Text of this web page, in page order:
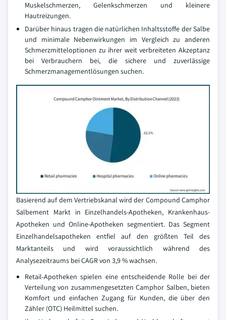
Muskelschmerzen, Gelenkschmerzen und kleinere
Hautreizungen.
Darüber hinaus tragen die natürlichen Inhaltsstoffe der Salbe
und minimale Nebenwirkungen im Vergleich zu anderen
Schmerzmitteloptionen zu ihrer weit verbreiteten Akzeptanz
bei Verbrauchern bei, die sichere und zuverlässige
Schmerzmanagementlösungen suchen.
Basierend auf dem Vertriebskanal wird der Compound Camphor
Salbement Markt in Einzelhandels-Apotheken, Krankenhaus-
Apotheken und Online-Apotheken segmentiert. Das Segment
Einzelhandelsapotheken entfiel auf den größten Teil des
Marktanteils und wird voraussichtlich während des
Analysezeitraums bei CAGR von 3,9 % wachsen.
Retail-Apotheken spielen eine entscheidende Rolle bei der
Verteilung von zusammengesetzten Camphor Salben, bieten
Komfort und einfachen Zugang für Kunden, die über den
Zähler (OTC) Heilmittel suchen.